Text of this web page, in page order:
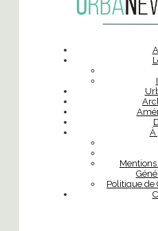
À
Politique de